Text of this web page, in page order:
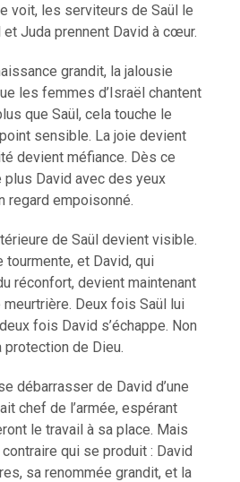
voit, les serviteurs de Saül le
Juda prennent David à cœur.
grandit, la jalousie
les femmes d’Israël chantent
que Saül, cela touche le
sensible. La joie devient
devient méfiance. Dès ce
plus David avec des yeux
regard empoisonné.
de Saül devient visible.
tourmente, et David, qui
réconfort, devient maintenant
meurtrière. Deux fois Saül lui
fois David s’échappe. Non
protection de Dieu.
débarrasser de David d’une
chef de l’armée, espérant
le travail à sa place. Mais
qui se produit : David
sa renommée grandit, et la